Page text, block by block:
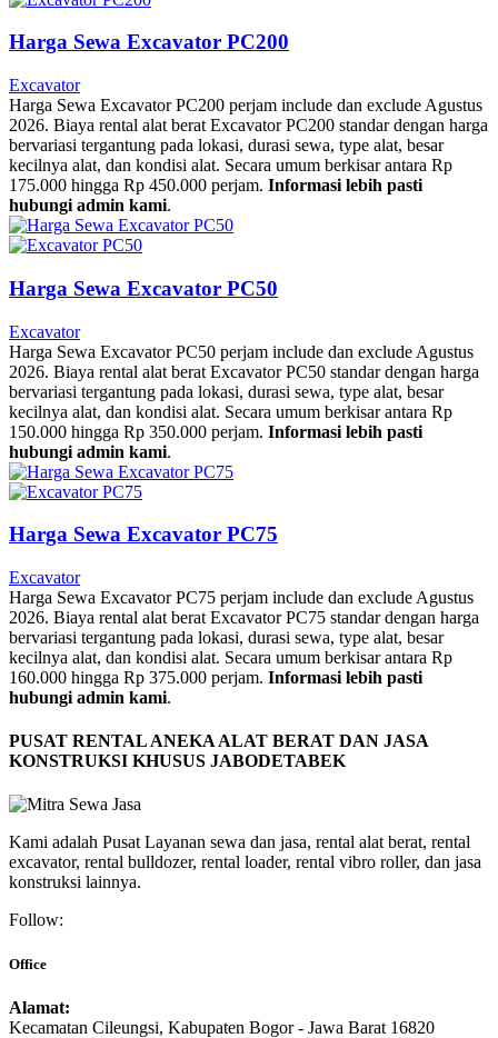
Harga Sewa Excavator PC200
Excavator
Harga Sewa Excavator PC200 perjam include dan exclude Agustus
2026. Biaya rental alat berat Excavator PC200 standar dengan harga
bervariasi tergantung pada lokasi, durasi sewa, type alat, besar
kecilnya alat, dan kondisi alat. Secara umum berkisar antara Rp
175.000 hingga Rp 450.000 perjam. Informasi lebih pasti
hubungi admin kami.
Harga Sewa Excavator PC50
Excavator
Harga Sewa Excavator PC50 perjam include dan exclude Agustus
2026. Biaya rental alat berat Excavator PC50 standar dengan harga
bervariasi tergantung pada lokasi, durasi sewa, type alat, besar
kecilnya alat, dan kondisi alat. Secara umum berkisar antara Rp
150.000 hingga Rp 350.000 perjam. Informasi lebih pasti
hubungi admin kami.
Harga Sewa Excavator PC75
Excavator
Harga Sewa Excavator PC75 perjam include dan exclude Agustus
2026. Biaya rental alat berat Excavator PC75 standar dengan harga
bervariasi tergantung pada lokasi, durasi sewa, type alat, besar
kecilnya alat, dan kondisi alat. Secara umum berkisar antara Rp
160.000 hingga Rp 375.000 perjam. Informasi lebih pasti
hubungi admin kami.
PUSAT RENTAL ANEKA ALAT BERAT DAN JASA
KONSTRUKSI KHUSUS JABODETABEK
Kami adalah Pusat Layanan sewa dan jasa, rental alat berat, rental
excavator, rental bulldozer, rental loader, rental vibro roller, dan jasa
konstruksi lainnya.
Follow:
Office
Alamat:
Kecamatan Cileungsi, Kabupaten Bogor - Jawa Barat 16820